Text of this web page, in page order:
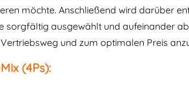
möchte. Anschließend wird darüber
ausgewählt und aufeinander
und zum optimalen Preis
(4Ps):